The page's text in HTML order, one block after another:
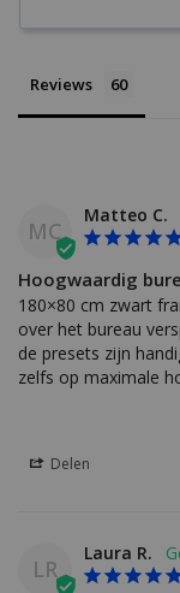
Reviews
MC
Matteo C.
Hoogwaardig
180×80 cm zwart
over het bureau
de presets zijn
zelfs op maximale
Delen
LR
Laura R.